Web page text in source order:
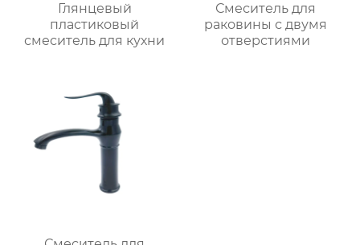
Глянцевый
пластиковый
смеситель для кухни
Смеситель для
раковины с двумя
отверстиями